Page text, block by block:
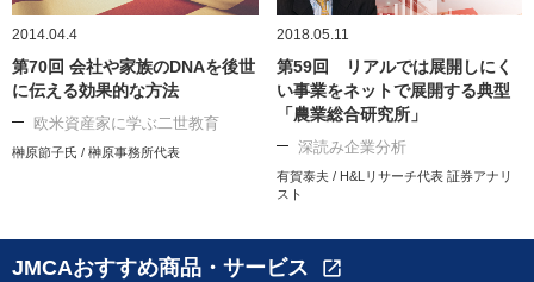
2014.04.4
第70回 会社や家族のDNAを後世
に伝える効果的な方法
欧米資産家に学ぶ二世教育
榊原節子氏 / 榊原事務所代表
2018.05.11
第59回 リアルでは展開しにく
い事業をネットで展開する典型
「農業総合研究所」
深読み企業分析
有賀泰夫 / H&Lリサーチ代表 証券アナリ
スト
JMCAおすすめ商品・サービス open_in_new